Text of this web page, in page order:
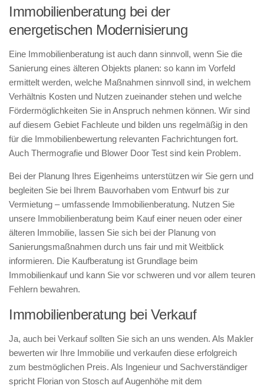
Immobilienberatung bei der
energetischen Modernisierung
Eine Immobilienberatung ist auch dann sinnvoll, wenn Sie die
Sanierung eines älteren Objekts planen: so kann im Vorfeld
ermittelt werden, welche Maßnahmen sinnvoll sind, in welchem
Verhältnis Kosten und Nutzen zueinander stehen und welche
Fördermöglichkeiten Sie in Anspruch nehmen können. Wir sind
auf diesem Gebiet Fachleute und bilden uns regelmäßig in den
für die Immobilienbewertung relevanten Fachrichtungen fort.
Auch Thermografie und Blower Door Test sind kein Problem.
Bei der Planung Ihres Eigenheims unterstützen wir Sie gern und
begleiten Sie bei Ihrem Bauvorhaben vom Entwurf bis zur
Vermietung – umfassende Immobilienberatung. Nutzen Sie
unsere Immobilienberatung beim Kauf einer neuen oder einer
älteren Immobilie, lassen Sie sich bei der Planung von
Sanierungsmaßnahmen durch uns fair und mit Weitblick
informieren. Die Kaufberatung ist Grundlage beim
Immobilienkauf und kann Sie vor schweren und vor allem teuren
Fehlern bewahren.
Immobilienberatung bei Verkauf
Ja, auch bei Verkauf sollten Sie sich an uns wenden. Als Makler
bewerten wir Ihre Immobilie und verkaufen diese erfolgreich
zum bestmöglichen Preis. Als Ingenieur und Sachverständiger
spricht Florian von Stosch auf Augenhöhe mit dem